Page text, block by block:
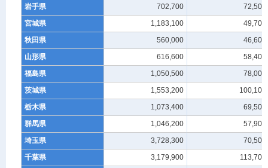
岩手県
702,700
72,500
宮城県
1,183,100
49,700
秋田県
560,000
46,600
山形県
616,600
58,400
福島県
1,050,500
78,000
茨城県
1,553,200
100,100
栃木県
1,073,400
69,500
群馬県
1,046,200
57,900
埼玉県
3,728,300
70,500
千葉県
3,179,900
113,700